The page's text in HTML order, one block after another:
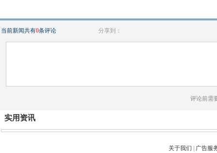
当前新闻共有0条评论 分享到：
评论前需
实用资讯
关于我们
广告服